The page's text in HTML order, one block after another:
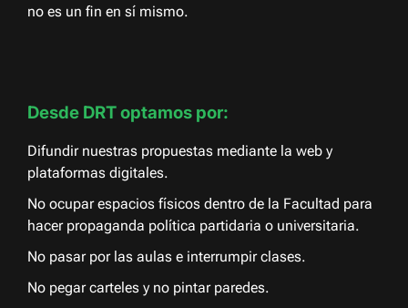
no es un fin en sí mismo.
Desde DRT optamos por:
Difundir nuestras propuestas mediante la web y
plataformas digitales.
No ocupar espacios físicos dentro de la Facultad para
hacer propaganda política partidaria o universitaria.
No pasar por las aulas e interrumpir clases.
No pegar carteles y no pintar paredes.